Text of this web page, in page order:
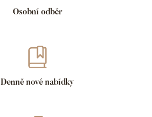
Osobní odběr
Denně nové nabídky